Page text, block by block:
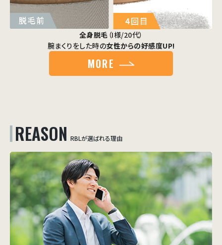
全身脱毛 （I様/20代）
腕まくりをした時の女性からの好感度UP!
MORE
REASON RBLが選ばれる理由